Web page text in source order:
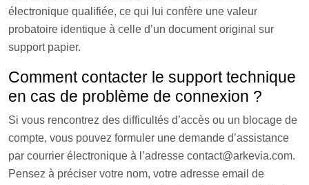
électronique qualifiée, ce qui lui confère une valeur
probatoire identique à celle d’un document original sur
support papier.
Comment contacter le support technique
en cas de problème de connexion ?
Si vous rencontrez des difficultés d’accès ou un blocage de
compte, vous pouvez formuler une demande d’assistance
par courrier électronique à l’adresse contact@arkevia.com.
Pensez à préciser votre nom, votre adresse email de